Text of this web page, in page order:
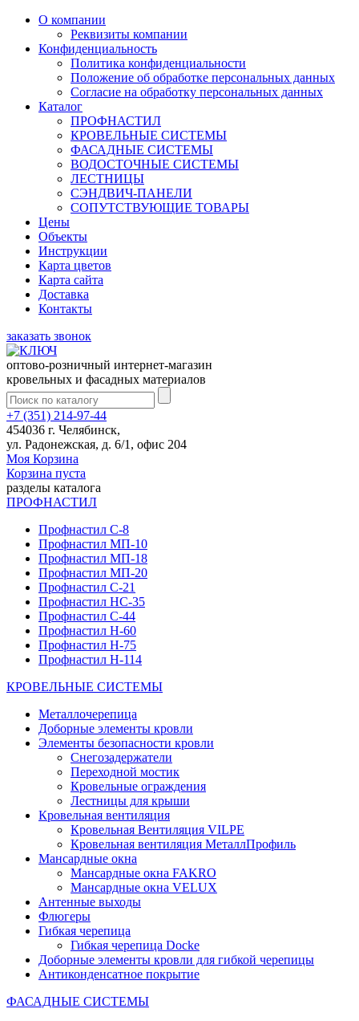
О компании
Реквизиты компании
Конфиденциальность
Политика конфиденциальности
Положение об обработке персональных данных
Согласие на обработку персональных данных
Каталог
ПРОФНАСТИЛ
КРОВЕЛЬНЫЕ СИСТЕМЫ
ФАСАДНЫЕ СИСТЕМЫ
ВОДОСТОЧНЫЕ СИСТЕМЫ
ЛЕСТНИЦЫ
СЭНДВИЧ-ПАНЕЛИ
СОПУТСТВУЮЩИЕ ТОВАРЫ
Цены
Объекты
Инструкции
Карта цветов
Карта сайта
Доставка
Контакты
заказать звонок
оптово-розничный интернет-магазин
кровельных и фасадных материалов
+7 (351) 214-97-44
454036 г. Челябинск,
ул. Радонежская, д. 6/1, офис 204
Моя Корзина
Корзина пуста
разделы каталога
ПРОФНАСТИЛ
Профнастил С-8
Профнастил МП-10
Профнастил МП-18
Профнастил МП-20
Профнастил С-21
Профнастил НС-35
Профнастил С-44
Профнастил Н-60
Профнастил Н-75
Профнастил Н-114
КРОВЕЛЬНЫЕ СИСТЕМЫ
Металлочерепица
Доборные элементы кровли
Элементы безопасности кровли
Снегозадержатели
Переходной мостик
Кровельные ограждения
Лестницы для крыши
Кровельная вентиляция
Кровельная Вентиляция VILPE
Кровельная вентиляция МеталлПрофиль
Мансардные окна
Мансардные окна FAKRO
Мансардные окна VELUX
Антенные выходы
Флюгеры
Гибкая черепица
Гибкая черепица Docke
Доборные элементы кровли для гибкой черепицы
Антиконденсатное покрытие
ФАСАДНЫЕ СИСТЕМЫ